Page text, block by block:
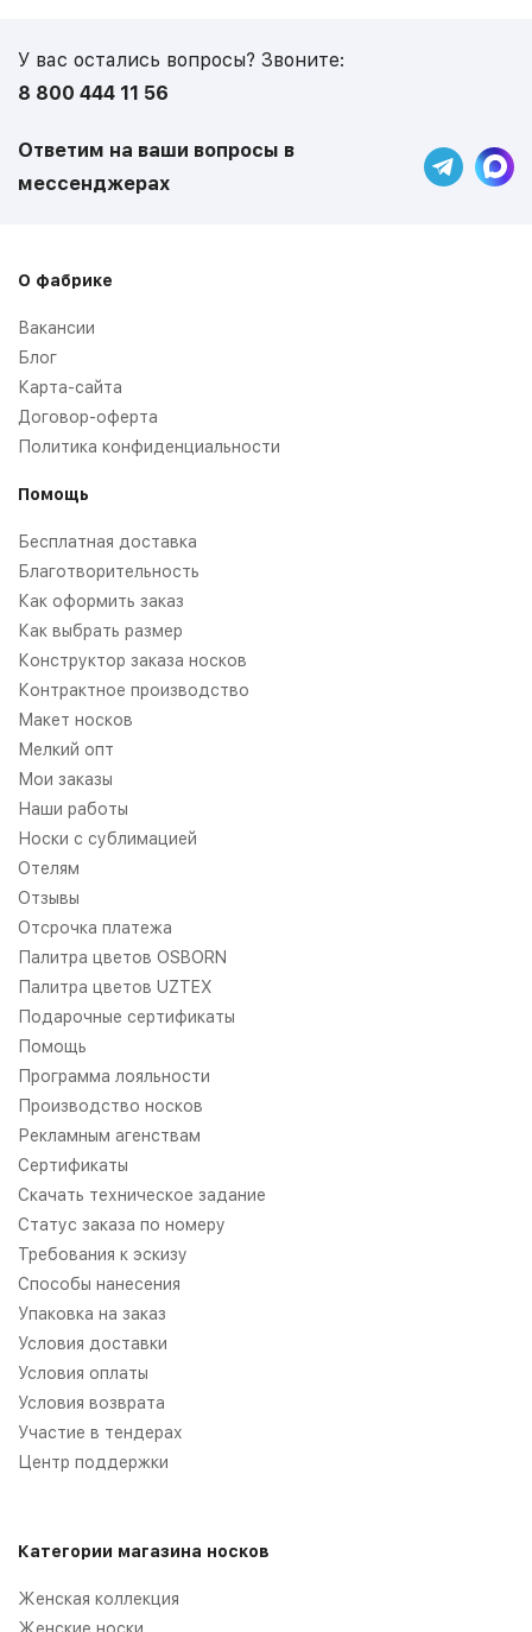
У вас остались вопросы? Звоните:
8 800 444 11 56
Ответим на ваши вопросы в
мессенджерах
О фабрике
Вакансии
Блог
Карта-сайта
Договор-оферта
Политика конфиденциальности
Помощь
Бесплатная доставка
Благотворительность
Как оформить заказ
Как выбрать размер
Конструктор заказа носков
Контрактное производство
Макет носков
Мелкий опт
Мои заказы
Наши работы
Носки с сублимацией
Отелям
Отзывы
Отсрочка платежа
Палитра цветов OSBORN
Палитра цветов UZTEX
Подарочные сертификаты
Помощь
Программа лояльности
Производство носков
Рекламным агенствам
Сертификаты
Скачать техническое задание
Статус заказа по номеру
Требования к эскизу
Способы нанесения
Упаковка на заказ
Условия доставки
Условия оплаты
Условия возврата
Участие в тендерах
Центр поддержки
Категории магазина носков
Женская коллекция
Женские носки